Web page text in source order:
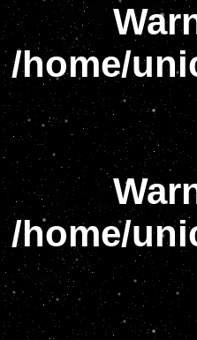
/home/
/home/